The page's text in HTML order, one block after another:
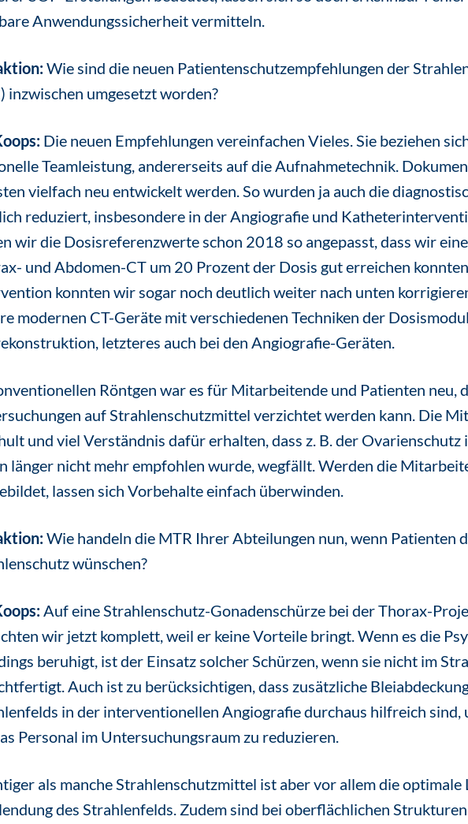
Anwendungssicherheit vermitteln.
Wie sind die neuen Patientenschutzempfehlungen der
inzwischen umgesetzt worden?
Die neuen Empfehlungen vereinfachen Vieles. Sie beziehen
Teamleistung, andererseits auf die Aufnahmetechnik.
vielfach neu entwickelt werden. So wurden ja auch die
reduziert, insbesondere in der Angiografie und
wir die Dosisreferenzwerte schon 2018 so angepasst, dass wir
und Abdomen-CT um 20 Prozent der Dosis gut erreichen
konnten wir sogar noch deutlich weiter nach unten
modernen CT-Geräte mit verschiedenen Techniken der
letzteres auch bei den Angiografie-Geräten.
Röntgen war es für Mitarbeitende und Patienten neu,
auf Strahlenschutzmittel verzichtet werden kann. Die
und viel Verständnis dafür erhalten, dass z. B. der Ovarienschutz
länger nicht mehr empfohlen wurde, wegfällt. Werden die
lassen sich Vorbehalte einfach überwinden.
Wie handeln die MTR Ihrer Abteilungen nun, wenn Patienten
wünschen?
Auf eine Strahlenschutz-Gonadenschürze bei der Thorax-
wir jetzt komplett, weil er keine Vorteile bringt. Wenn es die
beruhigt, ist der Einsatz solcher Schürzen, wenn sie nicht im
Auch ist zu berücksichtigen, dass zusätzliche
in der interventionellen Angiografie durchaus hilfreich sind,
Personal im Untersuchungsraum zu reduzieren.
als manche Strahlenschutzmittel ist aber vor allem die optimale
des Strahlenfelds. Zudem sind bei oberflächlichen